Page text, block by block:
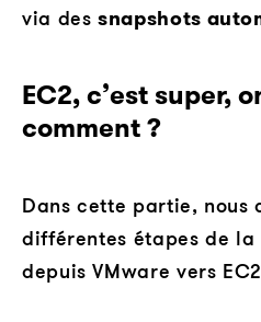
via dessnapshots
EC2, c’est super,
comment ?
Dans cette partie, nous
différentes étapes de la
depuis VMware vers